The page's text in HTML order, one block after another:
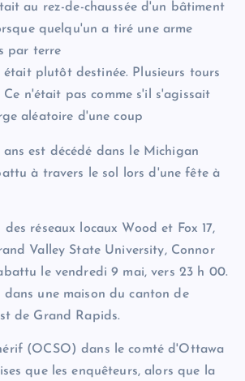
au rez-de-chaussée d'un bâtiment
quelqu'un a tiré une arme
par terre
était plutôt destinée. Plusieurs tours
n'était pas comme s'il s'agissait
aléatoire d'une coup
est décédé dans le Michigan
à travers le sol lors d'une fête à
réseaux locaux Wood et Fox 17,
Valley State University, Connor
le vendredi 9 mai, vers 23 h 00.
une maison du canton de
de Grand Rapids.
(OCSO) dans le comté d'Ottawa
que les enquêteurs, alors que la